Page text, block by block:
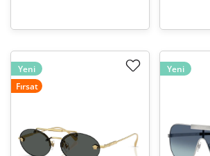
Yeni
Fırsat
Yeni